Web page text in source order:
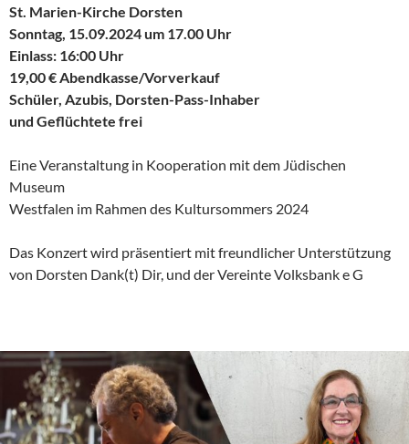
St. Marien-Kirche Dorsten
Sonntag, 15.09.2024 um 17.00 Uhr
Einlass: 16:00 Uhr
19,00 € Abendkasse/Vorverkauf
Schüler, Azubis, Dorsten-Pass-Inhaber
und Geflüchtete frei
Eine Veranstaltung in Kooperation mit dem Jüdischen
Museum
Westfalen im Rahmen des Kultursommers 2024
Das Konzert wird präsentiert mit freundlicher Unterstützung
von Dorsten Dank(t) Dir, und der Vereinte Volksbank e G